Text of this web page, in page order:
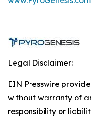
Legal Disclaimer:
EIN Presswire
without warranty of
responsibility or